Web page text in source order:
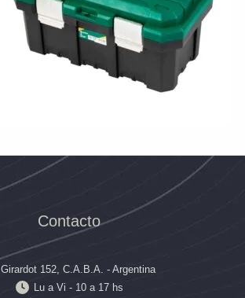
Contacto
Girardot 152, C.A.B.A. - Argentina
Lu a Vi - 10 a 17 hs